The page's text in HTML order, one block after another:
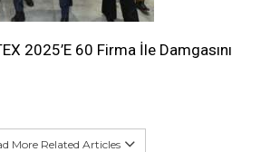
2025’E 60 Firma İle Damgasını
More Related Articles